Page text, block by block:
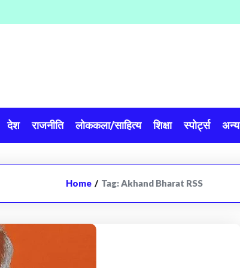
देश राजनीति लोककला/साहित्य शिक्षा स्पोर्ट्स अन्य
Home / Tag:Akhand Bharat RSS